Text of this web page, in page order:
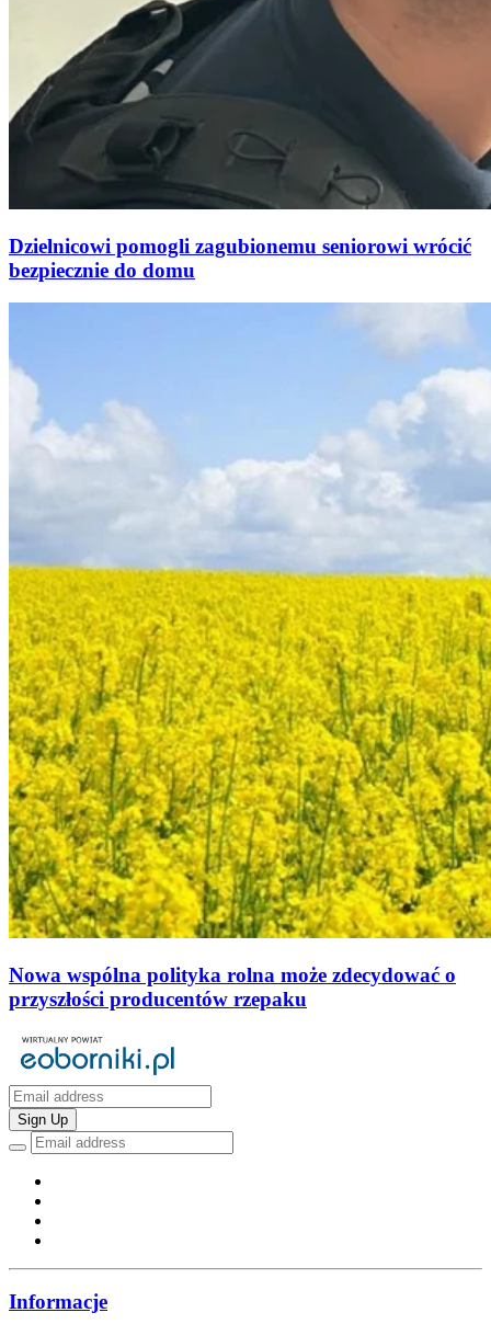
Dzielnicowi pomogli zagubionemu seniorowi wrócić
bezpiecznie do domu
Nowa wspólna polityka rolna może zdecydować o
przyszłości producentów rzepaku
Sign Up
Informacje